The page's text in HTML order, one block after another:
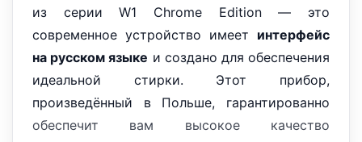
из серии W1 Chrome Edition — это
современное устройство имеет интерфейс
на русском языке и создано для обеспечения
идеальной стирки. Этот прибор,
произведённый в Польше, гарантированно
обеспечит вам высокое качество